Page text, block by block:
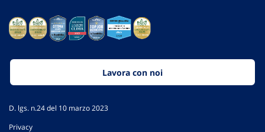
Lavora con noi
D. lgs. n.24 del 10 marzo 2023
Privacy